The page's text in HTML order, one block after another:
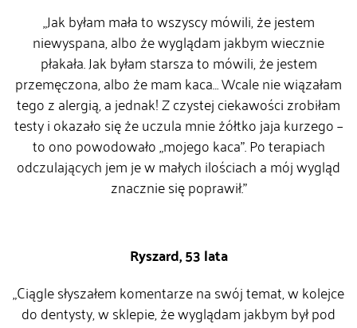
„Jak byłam mała to wszyscy mówili, że jestem
niewyspana, albo że wyglądam jakbym wiecznie
płakała. Jak byłam starsza to mówili, że jestem
przemęczona, albo że mam kaca… Wcale nie wiązałam
tego z alergią, a jednak! Z czystej ciekawości zrobiłam
testy i okazało się że uczula mnie żółtko jaja kurzego –
to ono powodowało „mojego kaca”. Po terapiach
odczulających jem je w małych ilościach a mój wygląd
znacznie się poprawił.”
Ryszard, 53 lata
„Ciągle słyszałem komentarze na swój temat, w kolejce
do dentysty, w sklepie, że wyglądam jakbym był pod